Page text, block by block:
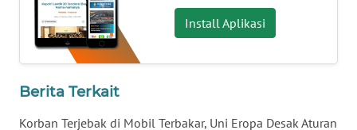
Install Aplikasi
Berita Terkait
Korban Terjebak di Mobil Terbakar, Uni Eropa Desak Aturan
WN
SERAMBI
WN
JAMBI